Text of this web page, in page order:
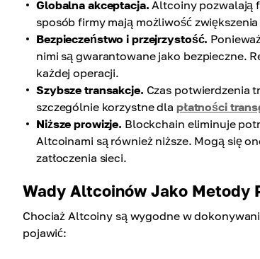
Globalna akceptacja. Altcoiny pozwalają
sposób firmy mają możliwość
Bezpieczeństwo i przejrzystość.
nimi są gwarantowane jako bezpieczne.
każdej operacji.
Szybsze transakcje. Czas potwierdzenia
szczególnie korzystne dla płatności
Niższe prowizje. Blockchain eliminuje
Altcoinami są również niższe. Mogą się
zatłoczenia sieci.
Wady Altcoinów Jako Metody
Chociaż Altcoiny są wygodne w
pojawić: